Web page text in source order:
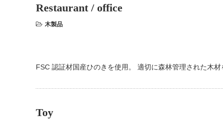
Restaurant / office
木製品
FSC 認証材国産ひのきを使用。 適切に森林管理された木材
Toy